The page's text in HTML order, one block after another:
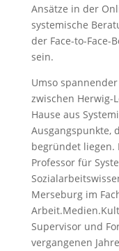
Ansätze in der
systemische
der Face-to-Face-
sein.
Umso
zwischen Herwig-
Hause aus
Ausgangspunkte,
begründet liegen.
Professor für
Merseburg im
Supervisor und
vergangenen